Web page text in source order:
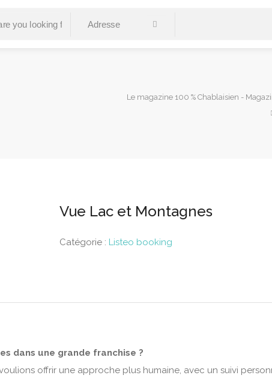
Le magazine 100 % Chablaisien -
Vue Lac et Montagnes
Catégorie : Listeo booking
dans une grande franchise ?
offrir une approche plus humaine, avec un suivi